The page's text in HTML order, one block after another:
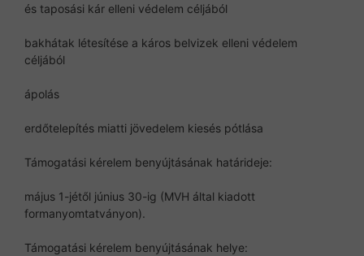
és taposási kár elleni védelem céljából
bakhátak létesítése a káros belvizek elleni védelem
céljából
ápolás
erdőtelepítés miatti jövedelem kiesés pótlása
Támogatási kérelem benyújtásának határideje:
május 1-jétől június 30-ig (MVH által kiadott
formanyomtatványon).
Támogatási kérelem benyújtásának helye: